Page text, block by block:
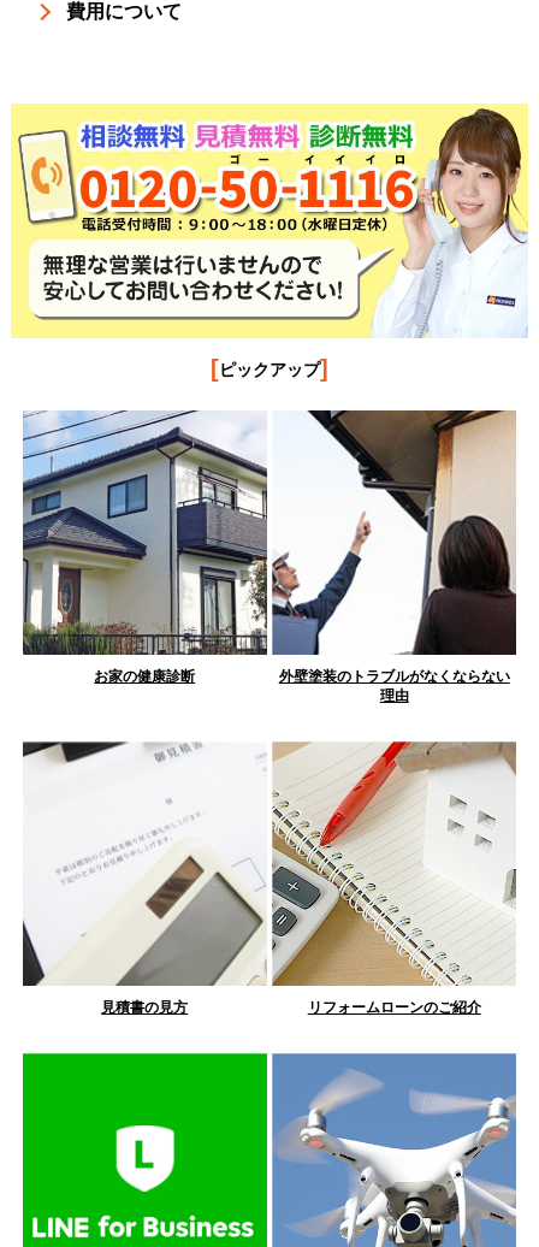
費用について
[ピックアップ]
お家の健康診断
外壁塗装のトラブルがなくならない
理由
見積書の見方 リフォームローンのご紹介